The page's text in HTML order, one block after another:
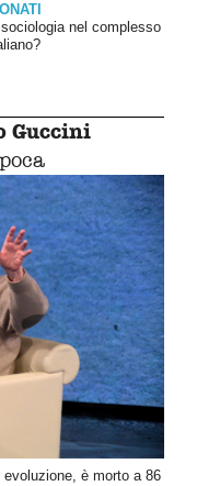
nel complesso
Guccini
è morto a 86